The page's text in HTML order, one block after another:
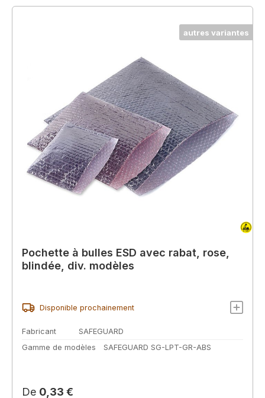
autres variantes
Pochette à bulles ESD avec rabat, rose,
blindée, div. modèles
Disponible prochainement
Fabricant
SAFEGUARD
Gamme de modèles
SAFEGUARD SG-LPT-GR-ABS
Prix régulier :
De 0,33 €